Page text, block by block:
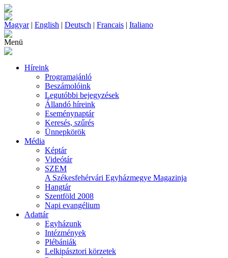
Magyar| English | Deutsch | Francais | Italiano
Menü
Híreink
Programajánló
Beszámolóink
Legutóbbi bejegyzések
Állandó híreink
Eseménynaptár
Keresés, szűrés
Ünnepkörök
Média
Képtár
Videótár
SZEM
A Székesfehérvári Egyházmegye Magazinja
Hangtár
Szentföld 2008
Napi evangélium
Adattár
Egyházunk
Intézmények
Plébániák
Lelkipásztori körzetek